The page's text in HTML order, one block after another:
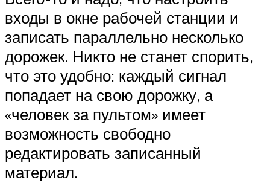
входы в окне рабочей станции и
записать параллельно несколько
дорожек. Никто не станет спорить,
что это удобно: каждый сигнал
попадает на свою дорожку, а
«человек за пультом» имеет
возможность свободно
редактировать записанный
материал.